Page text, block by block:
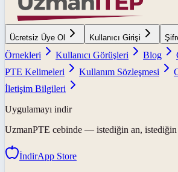
Ücretsiz Üye Ol Kullanıcı Girişi
Örnekleri
Kullanıcı Görüşleri Blog
PTE Kelimeleri
Kullanım Sözleşmesi
İletişim Bilgileri
Uygulamayı indir
UzmanPTE cebinde — istediğin an, istediğin
İndirApp Store